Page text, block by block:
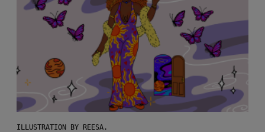
ILLUSTRATION BY REESA.